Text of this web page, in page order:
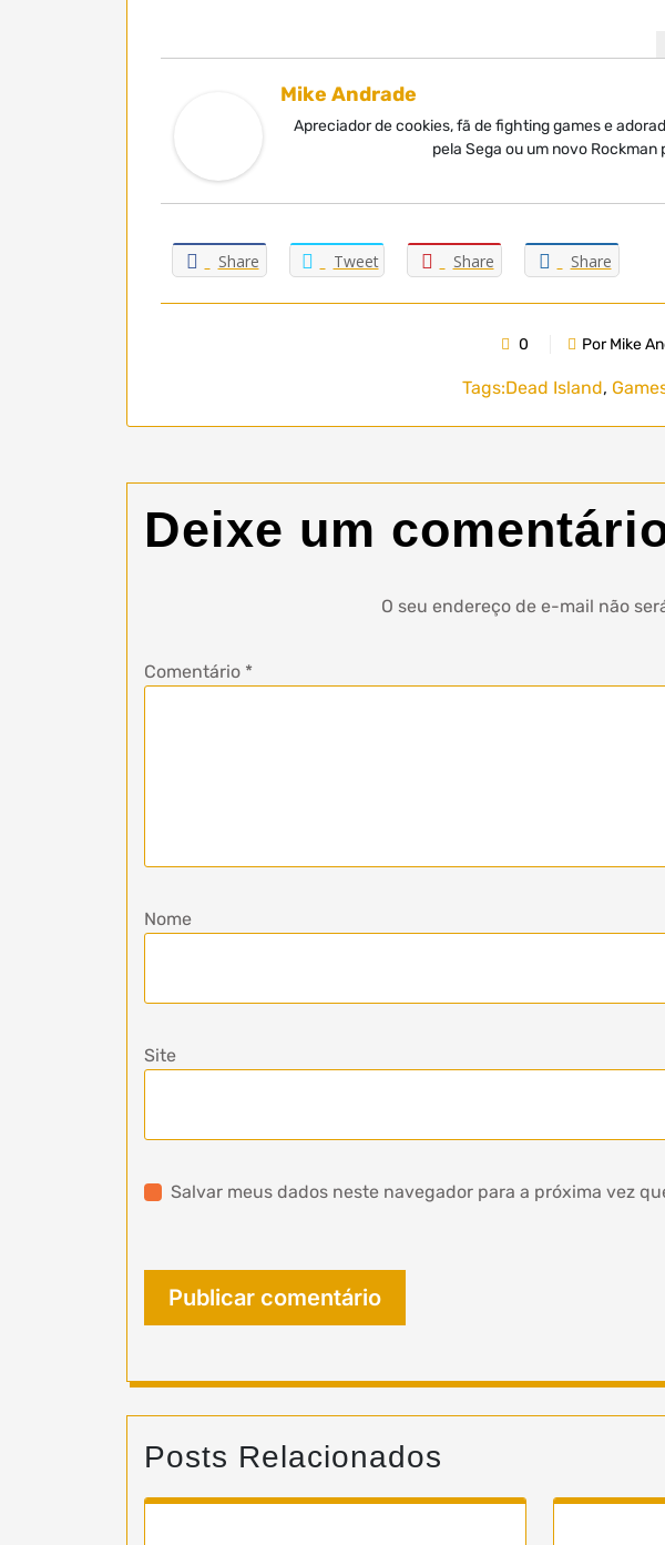
Mike Andrade
Apreciador de cookies, fã de fighting games e
pela Sega ou um novo Rockman
Share Tweet Share Share
0 Por Mike
Tags:Dead Island,
Deixe um
O seu endereço de e-mail não
Comentário *
Nome
Site
Salvar meus dados neste navegador para a próxima vez
Posts Relacionados